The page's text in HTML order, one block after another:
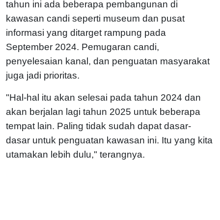
tahun ini ada beberapa pembangunan di
kawasan candi seperti museum dan pusat
informasi yang ditarget rampung pada
September 2024. Pemugaran candi,
penyelesaian kanal, dan penguatan masyarakat
juga jadi prioritas.
"Hal-hal itu akan selesai pada tahun 2024 dan
akan berjalan lagi tahun 2025 untuk beberapa
tempat lain. Paling tidak sudah dapat dasar-
dasar untuk penguatan kawasan ini. Itu yang kita
utamakan lebih dulu," terangnya.